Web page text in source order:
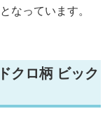
なっています。
クロ柄 ビック